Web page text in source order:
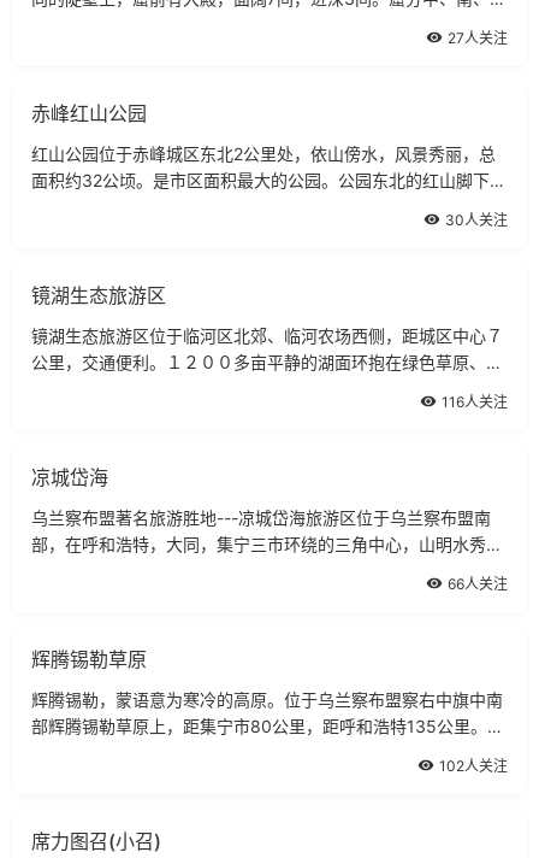
27人关注
赤峰红山公园
红山公园位于赤峰城区东北2公里处，依山傍水，风景秀丽，总
面积约32公顷。是市区面积最大的公园。公园东北的红山脚下，
30人关注
镜湖生态旅游区
镜湖生态旅游区位于临河区北郊、临河农场西侧，距城区中心７
公里，交通便利。１２００多亩平静的湖面环抱在绿色草原、金
116人关注
凉城岱海
乌兰察布盟著名旅游胜地---凉城岱海旅游区位于乌兰察布盟南
部，在呼和浩特，大同，集宁三市环绕的三角中心，山明水秀，
66人关注
辉腾锡勒草原
辉腾锡勒，蒙语意为寒冷的高原。位于乌兰察布盟察右中旗中南
部辉腾锡勒草原上，距集宁市80公里，距呼和浩特135公里。这
102人关注
席力图召(小召)